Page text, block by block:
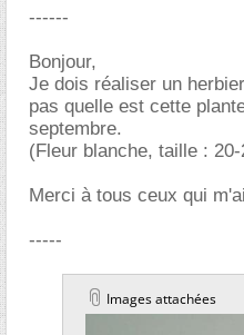
------
Bonjour,
Je dois réaliser un
pas quelle est cette
septembre.
(Fleur blanche, taille :
Merci à tous ceux qui
-----
Images attachées